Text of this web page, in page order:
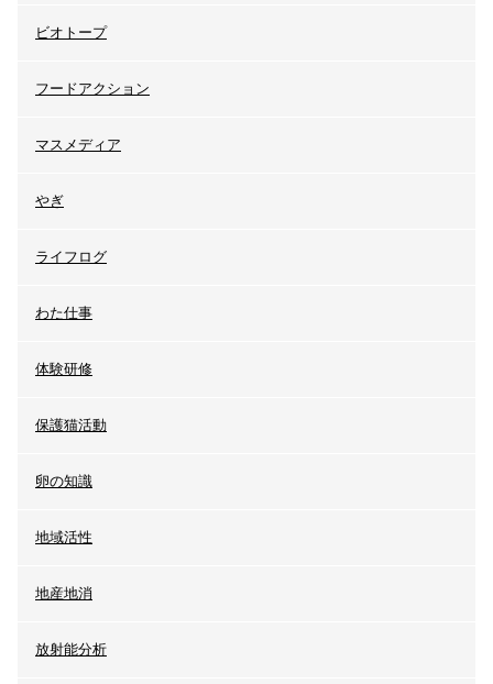
ビオトープ
フードアクション
マスメディア
やぎ
ライフログ
わた仕事
体験研修
保護猫活動
卵の知識
地域活性
地産地消
放射能分析